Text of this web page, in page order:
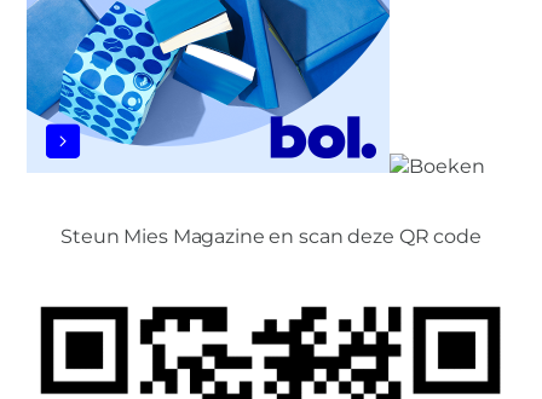
Steun Mies Magazine en scan deze QR code